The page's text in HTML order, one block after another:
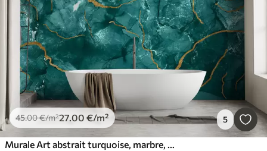
45.00€/m²27.00 €/m² 5
Murale Art abstrait turquoise, marbre, fluide